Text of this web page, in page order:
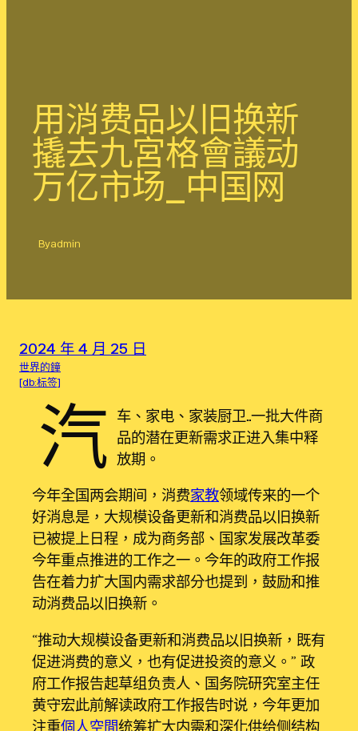
用消费品以旧换新
撬去九宮格會議动
万亿市场_中国网
Byadmin
2024 年 4 月 25 日
世界的鐘
[db:标签]
汽 车、家电、家装厨卫……一批大件商
品的潜在更新需求正进入集中释
放期。
今年全国两会期间，消费家教领域传来的一个
好消息是，大规模设备更新和消费品以旧换新
已被提上日程，成为商务部、国家发展改革委
今年重点推进的工作之一。今年的政府工作报
告在着力扩大国内需求部分也提到，鼓励和推
动消费品以旧换新。
“推动大规模设备更新和消费品以旧换新，既有
促进消费的意义，也有促进投资的意义。” 政
府工作报告起草组负责人、国务院研究室主任
黄守宏此前解读政府工作报告时说，今年更加
注重個人空間统筹扩大内需和深化供给侧结构